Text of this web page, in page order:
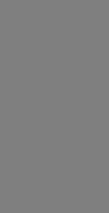
i nytt fönster.
öppnas i nytt